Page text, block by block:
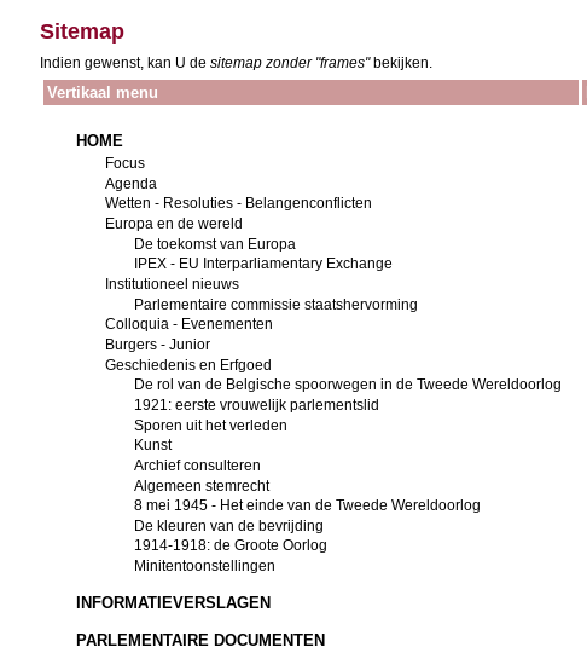
Sitemap
Indien gewenst, kan U desitemap zonder "frames"bekijken.
Vertikaal menu
HOME
Focus
Agenda
Wetten - Resoluties - Belangenconflicten
Europa en de wereld
De toekomst van Europa
IPEX - EU Interparliamentary Exchange
Institutioneel nieuws
Parlementaire commissie staatshervorming
Colloquia - Evenementen
Burgers - Junior
Geschiedenis en Erfgoed
De rol van de Belgische spoorwegen in de Tweede Wereldoorlog
1921: eerste vrouwelijk parlementslid
Sporen uit het verleden
Kunst
Archief consulteren
Algemeen stemrecht
8 mei 1945 - Het einde van de Tweede Wereldoorlog
De kleuren van de bevrijding
1914-1918: de Groote Oorlog
Minitentoonstellingen
INFORMATIEVERSLAGEN
PARLEMENTAIRE DOCUMENTEN